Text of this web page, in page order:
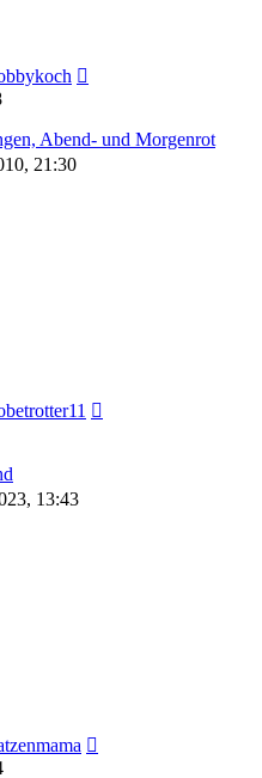
Abend- und Morgenrot
21:30
13:43